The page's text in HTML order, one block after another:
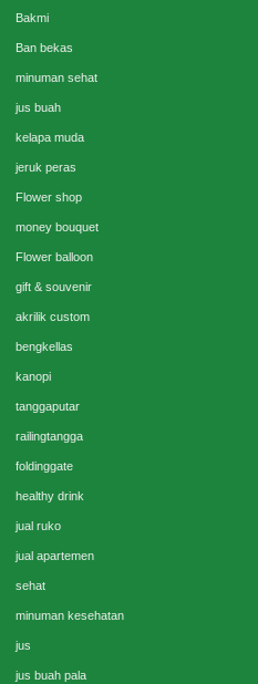
Bakmi
Ban bekas
minuman sehat
jus buah
kelapa muda
jeruk peras
Flower shop
money bouquet
Flower balloon
gift & souvenir
akrilik custom
bengkellas
kanopi
tanggaputar
railingtangga
foldinggate
healthy drink
jual ruko
jual apartemen
sehat
minuman kesehatan
jus
jus buah pala